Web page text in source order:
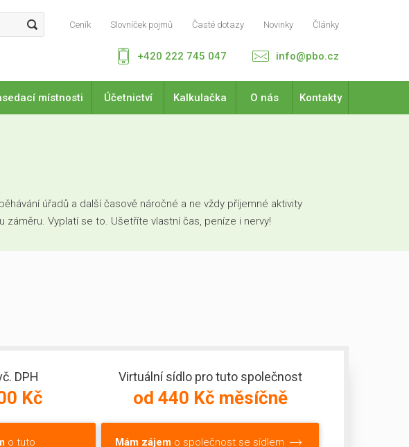
Ceník Slovníček pojmů Časté dotazy Novinky Články
info@pbo.cz
+420 222 745 047
místnosti Účetnictví Kalkulačka O nás Kontakty
úřadů a další časově náročné a ne vždy příjemné aktivity
Vyplatí se to. Ušetříte vlastní čas, peníze i nervy!
DPH
Kč
o tuto
Virtuální sídlo pro tuto společnost
od 440 Kč měsíčně
Mám zájem o společnost se sídlem